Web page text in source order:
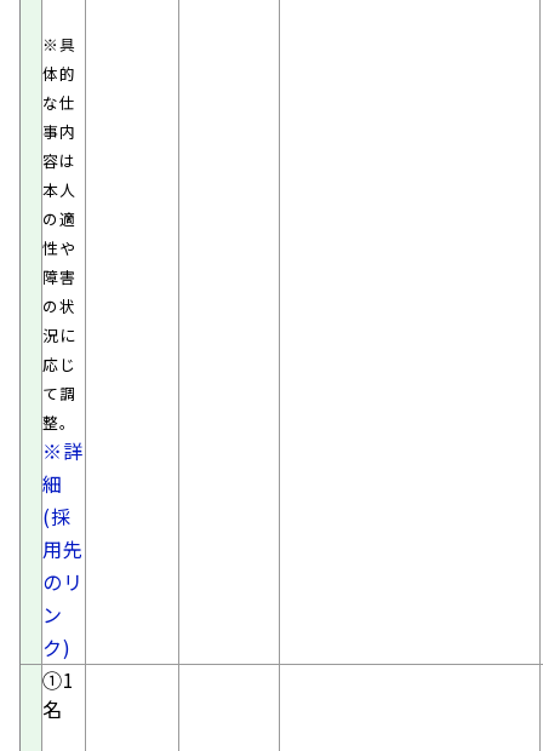
※具
体的
な仕
事内
容は
本人
の適
性や
障害
の状
況に
応じ
て調
整。
※詳
細
(採
用先
のリ
ン
ク)
①1
名